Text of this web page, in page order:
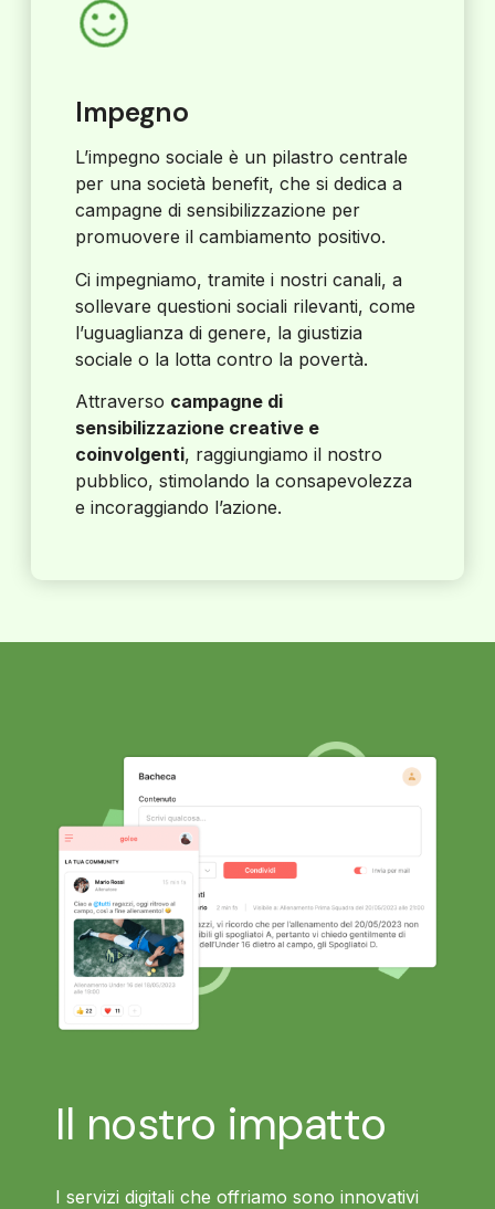
Impegno
L’impegno sociale è un pilastro centrale
per una società benefit, che si dedica a
campagne di sensibilizzazione per
promuovere il cambiamento positivo.
Ci impegniamo, tramite i nostri canali, a
sollevare questioni sociali rilevanti, come
l’uguaglianza di genere, la giustizia
sociale o la lotta contro la povertà.
Attraverso campagne di
sensibilizzazione creative e
coinvolgenti, raggiungiamo il nostro
pubblico, stimolando la consapevolezza
e incoraggiando l’azione.
Il nostro impatto
I servizi digitali che offriamo sono innovativi